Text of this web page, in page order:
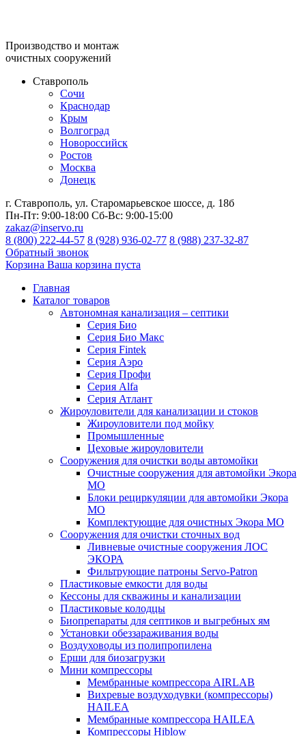
Производство и монтаж
очистных сооружений
Ставрополь
Сочи
Краснодар
Крым
Волгоград
Новороссийск
Ростов
Москва
Донецк
г. Ставрополь, ул. Старомарьевское шоссе, д. 18б
Пн-Пт: 9:00-18:00 Сб-Вс: 9:00-15:00
zakaz@inservo.ru
8 (800) 222-44-57 8 (928) 936-02-77 8 (988) 237-32-87
Обратный звонок
Корзина Ваша корзина пуста
Главная
Каталог товаров
Автономная канализация – септики
Серия Био
Серия Био Макс
Серия Fintek
Серия Аэро
Серия Профи
Серия Alfa
Серия Атлант
Жироуловители для канализации и стоков
Жироуловители под мойку
Промышленные
Цеховые жироуловители
Сооружения для очистки воды автомойки
Очистные сооружения для автомойки Экора
МО
Блоки рециркуляции для автомойки Экора
МО
Комплектующие для очистных Экора МО
Сооружения для очистки сточных вод
Ливневые очистные сооружения ЛОС
ЭКОРА
Фильтрующие патроны Servo-Patron
Пластиковые емкости для воды
Кессоны для скважины и канализации
Пластиковые колодцы
Биопрепараты для септиков и выгребных ям
Установки обеззараживания воды
Воздуховоды из полипропилена
Ерши для биозагрузки
Мини компрессоры
Мембранные компрессора AIRLAB
Вихревые воздуходувки (компрессоры)
HAILEA
Мембранные компрессора HAILEA
Компрессоры Hiblow